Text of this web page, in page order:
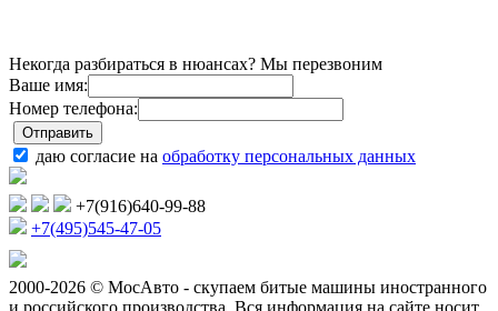
Некогда разбираться в нюансах? Мы перезвоним
Ваше имя:
Номер телефона:
даю согласие на обработку персональных данных
+7(916)640-99-88
+7(495)545-47-05
2000-2026 © МосАвто - скупаем битые машины иностранного